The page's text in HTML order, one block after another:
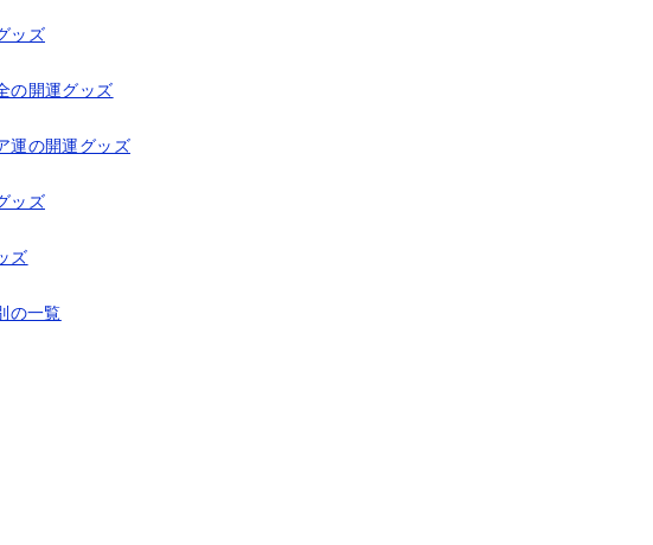
ッズ
の開運グッズ
運の開運グッズ
ッズ
ズ
の一覧